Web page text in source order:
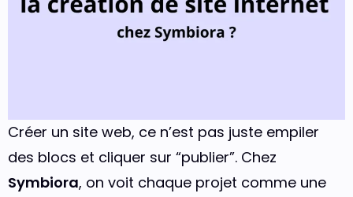
Créer un site web, ce n’est pas juste empiler
des blocs et cliquer sur “publier”. Chez
Symbiora, on voit chaque projet comme une